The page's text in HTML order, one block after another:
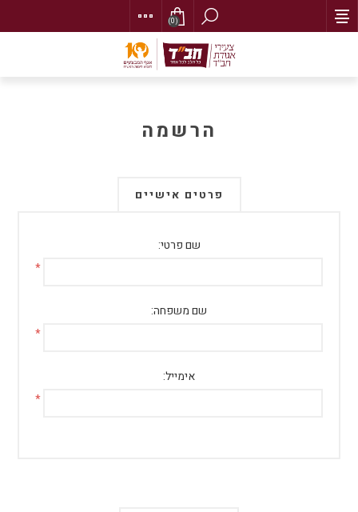
(0)
הרשמה
פרטים אישיים
שם פרטי:
*
שם משפחה:
*
אימייל:
*